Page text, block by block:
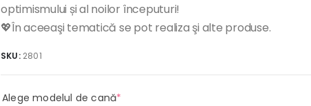
optimismului și al noilor începuturi!
💖În aceeaşi tematică se pot realiza şi alte produse.
SKU: 2801
Alege modelul de cană*